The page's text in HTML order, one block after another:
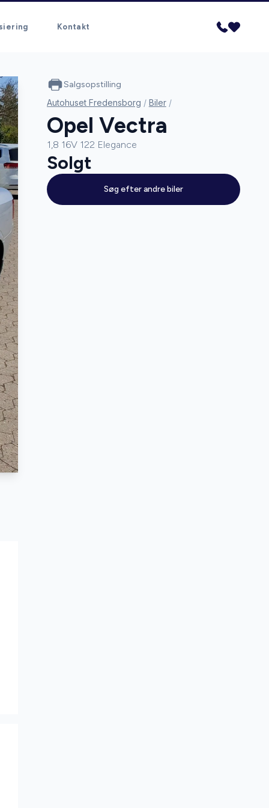
Kontakt
Salgsopstilling
Autohuset Fredensborg / Biler /
Opel Vectra
1,8 16V 122 Elegance
Solgt
Søg efter andre biler